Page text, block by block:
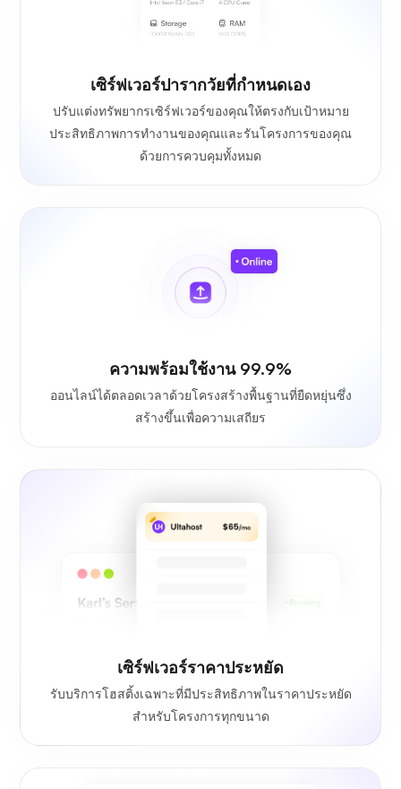
เซิร์ฟเวอร์ปารากวัยที่กำหนดเอง
ปรับแต่งทรัพยากรเซิร์ฟเวอร์ของคุณให้ตรงกับเป้าหมาย
ประสิทธิภาพการทำงานของคุณและรันโครงการของคุณ
ด้วยการควบคุมทั้งหมด
ความพร้อมใช้งาน 99.9%
ออนไลน์ได้ตลอดเวลาด้วยโครงสร้างพื้นฐานที่ยืดหยุ่นซึ่ง
สร้างขึ้นเพื่อความเสถียร
เซิร์ฟเวอร์ราคาประหยัด
รับบริการโฮสติ้งเฉพาะที่มีประสิทธิภาพในราคาประหยัด
สำหรับโครงการทุกขนาด